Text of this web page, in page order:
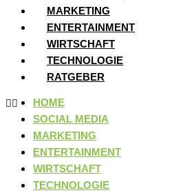
MARKETING
ENTERTAINMENT
WIRTSCHAFT
TECHNOLOGIE
RATGEBER
HOME
SOCIAL MEDIA
MARKETING
ENTERTAINMENT
WIRTSCHAFT
TECHNOLOGIE